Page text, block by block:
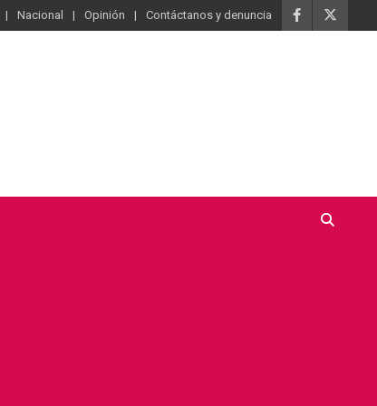
Nacional Opinión Contáctanos y denuncia